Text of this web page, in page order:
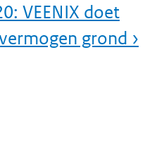
VEENIX doet
grond ›